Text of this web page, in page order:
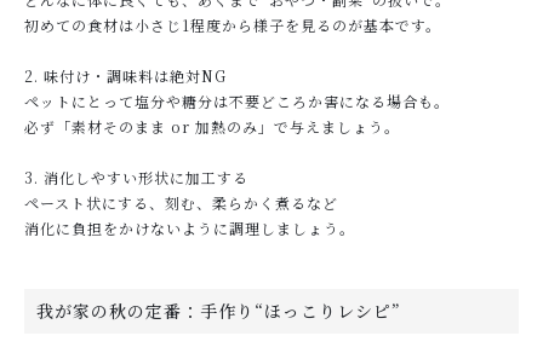
初めての食材は小さじ1程度から様子を見るのが基本です。
2. 味付け・調味料は絶対NG
ペットにとって塩分や糖分は不要どころか害になる場合も。
必ず「素材そのまま or 加熱のみ」で与えましょう。
3. 消化しやすい形状に加工する
ペースト状にする、刻む、柔らかく煮るなど
消化に負担をかけないように調理しましょう。
我が家の秋の定番：手作り“ほっこりレシピ”